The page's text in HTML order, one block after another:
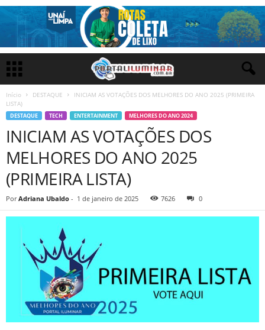
Início DESTAQUE
INICIAM AS VOTAÇÕES DOS MELHORES DO ANO 2025 (PRIMEIRA
LISTA)
DESTAQUE TECH ENTERTAINMENT MELHORES DO ANO 2024
INICIAM AS VOTAÇÕES DOS
MELHORES DO ANO 2025
(PRIMEIRA LISTA)
Por Adriana Ubaldo - 1 de janeiro de 2025 7626 0